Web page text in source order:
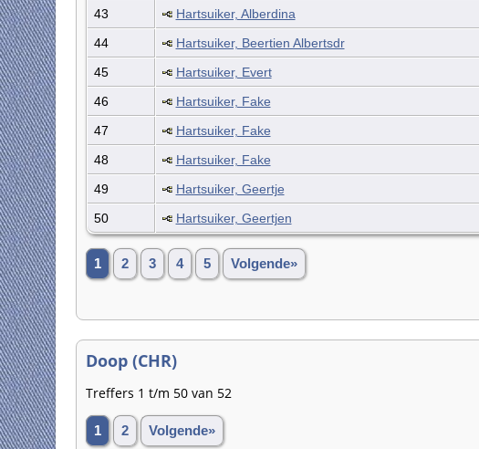
43
Hartsuiker, Alberdina
44
Hartsuiker, Beertien Albertsdr
45
Hartsuiker, Evert
46
Hartsuiker, Fake
47
Hartsuiker, Fake
48
Hartsuiker, Fake
49
Hartsuiker, Geertje
50
Hartsuiker, Geertjen
1 2 3 4 5 Volgende»
Doop (CHR)
Treffers 1 t/m 50 van 52
1 2 Volgende»